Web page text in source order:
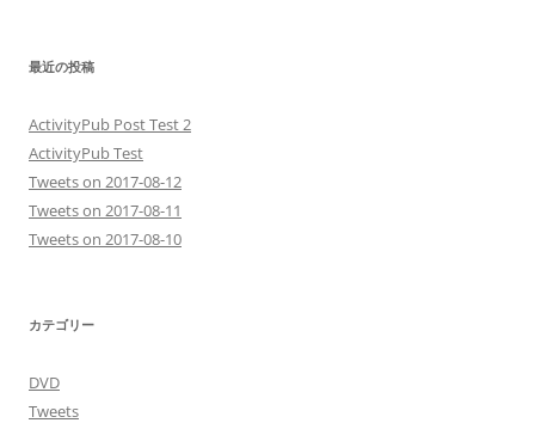
最近の投稿
ActivityPub Post Test 2
ActivityPub Test
Tweets on 2017-08-12
Tweets on 2017-08-11
Tweets on 2017-08-10
カテゴリー
DVD
Tweets